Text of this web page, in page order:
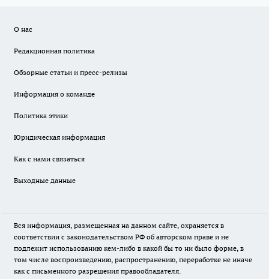
О нас
Редакционная политика
Обзорные статьи и пресс-релизы
Информация о команде
Политика этики
Юридическая информация
Как с нами связаться
Выходные данные
Вся информация, размещенная на данном сайте, охраняется в
соответствии с законодательством РФ об авторском праве и не
подлежит использованию кем-либо в какой бы то ни было форме, в
том числе воспроизведению, распространению, переработке не иначе
как с письменного разрешения правообладателя.